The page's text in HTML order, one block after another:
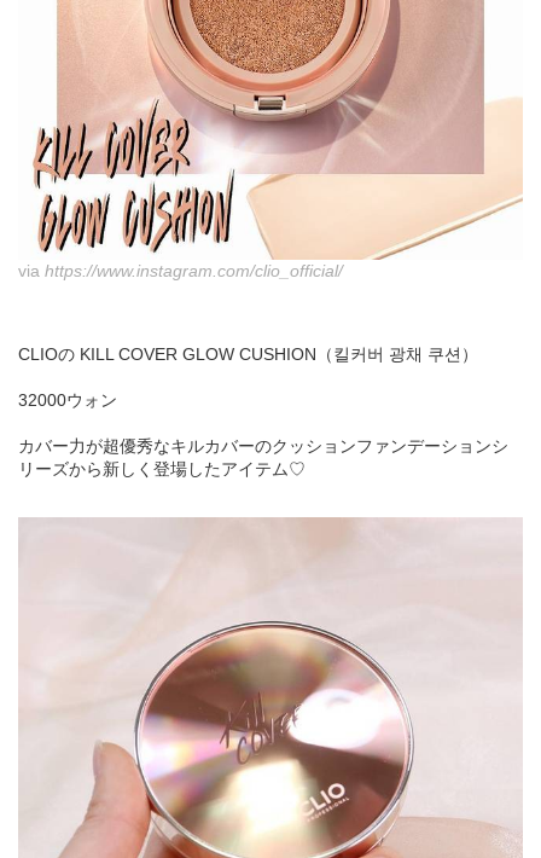
via https://www.instagram.com/clio_official/
CLIOの KILL COVER GLOW CUSHION（킬커버 광채 쿠션）
32000ウォン
カバー力が超優秀なキルカバーのクッションファンデーションシ
リーズから新しく登場したアイテム♡